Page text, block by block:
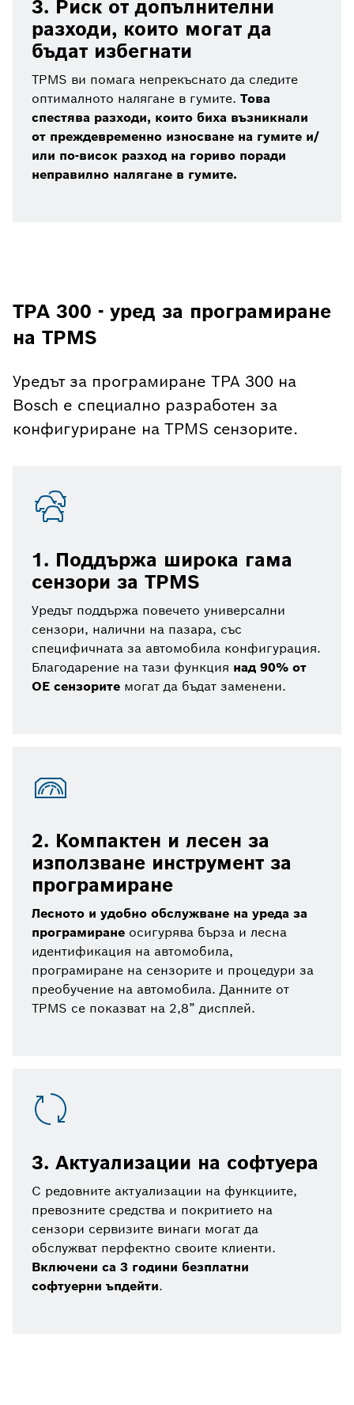
3. Риск от допълнителни
разходи, които могат да
бъдат избегнати
TPMS ви помага непрекъснато да следите
оптималното налягане в гумите. Това
спестява разходи, които биха възникнали
от преждевременно износване на гумите и/
или по-висок разход на гориво поради
неправилно налягане в гумите.
TPA 300 - уред за програмиране
на TPMS
Уредът за програмиране TPA 300 на
Bosch е специално разработен за
конфигуриране на TPMS сензорите.
1. Поддържа широка гама
сензори за TPMS
Уредът поддържа повечето универсални
сензори, налични на пазара, със
специфичната за автомобила конфигурация.
Благодарение на тази функция над 90% от
OE сензорите могат да бъдат заменени.
2. Компактен и лесен за
използване инструмент за
програмиране
Лесното и удобно обслужване на уреда за
програмиране осигурява бърза и лесна
идентификация на автомобила,
програмиране на сензорите и процедури за
преобучение на автомобила. Данните от
TPMS се показват на 2,8” дисплей.
3. Актуализации на софтуера
С редовните актуализации на функциите,
превозните средства и покритието на
сензори сервизите винаги могат да
обслужват перфектно своите клиенти.
Включени са 3 години безплатни
софтуерни ъпдейти.